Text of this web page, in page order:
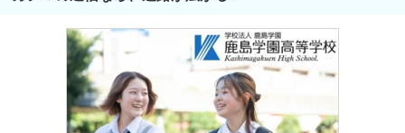
エリアを選択して探す
北海道・東北
北陸・甲信越